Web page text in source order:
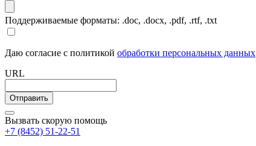
Поддерживаемые форматы: .doc, .docx, .pdf, .rtf, .txt
Даю согласие с политикой обработки персональных данных
URL
Вызвать скорую помощь
+7 (8452) 51-22-51